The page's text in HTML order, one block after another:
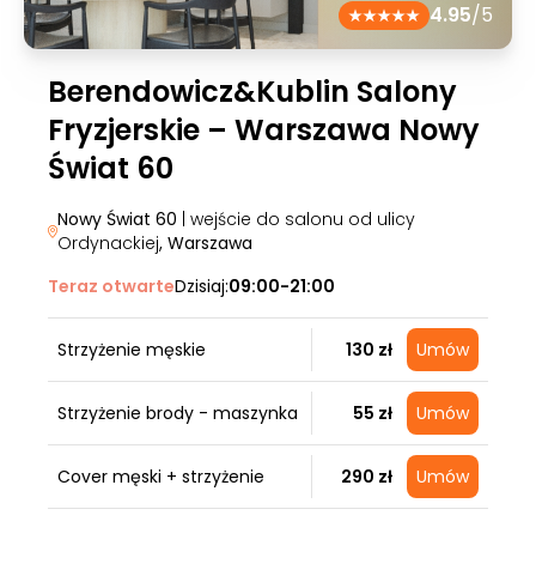
4.95/5
Berendowicz&Kublin Salony
Fryzjerskie – Warszawa Nowy
Świat 60
Nowy Świat 60 | wejście do salonu od ulicy
Ordynackiej, Warszawa
Teraz otwarteDzisiaj:09:00-21:00
Strzyżenie męskie 130 zł Umów
Strzyżenie brody - maszynka 55 zł Umów
Cover męski + strzyżenie 290 zł Umów